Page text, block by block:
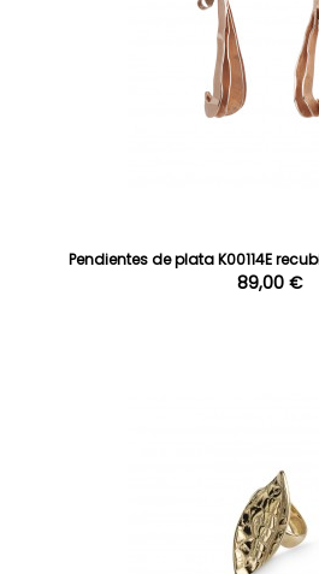
Pendientes de plata K00114E
89,00 €